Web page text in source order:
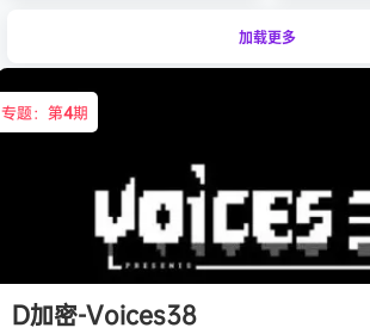
加载更多
专题：第4期
D加密-Voices38